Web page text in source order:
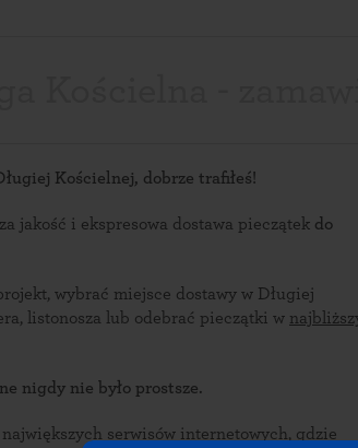
Kościelnej, dobrze trafiłeś!
jakość i ekspresowa dostawa pieczątek do
wybrać miejsce dostawy w Długiej
- czekać na kuriera, listonosza lub odebrać pieczątki w
nigdy nie było prostsze.
serwisów internetowych, gdzie